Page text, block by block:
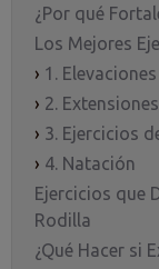
¿Por qué
Los Mejores
› 1.
› 2.
› 3. Ejercicios
› 4. Natación
Ejercicios que
Rodilla
¿Qué Hacer si